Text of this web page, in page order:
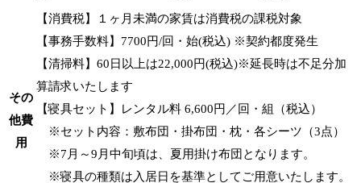
その
他費
用
【消費税】１ヶ月未満の家賃は消費税の課税対象
【事務手数料】7700円/回・始(税込) ※契約都度発生
【清掃料】60日以上は22,000円(税込)※延長時は不足分加
算請求いたします
【寝具セット】レンタル料 6,600円／回・組（税込）
※セット内容：敷布団・掛布団・枕・各シーツ（3点）
※7月～9月中旬頃は、夏用掛け布団となります。
※寝具の種類は入居日を基準としてご用意いたします。